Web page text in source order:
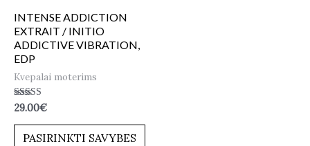
INTENSE ADDICTION
EXTRAIT / INITIO
ADDICTIVE VIBRATION,
EDP
Kvepalai moterims
Įvertinimas:
iš 5
29.00€
PASIRINKTI SAVYBES